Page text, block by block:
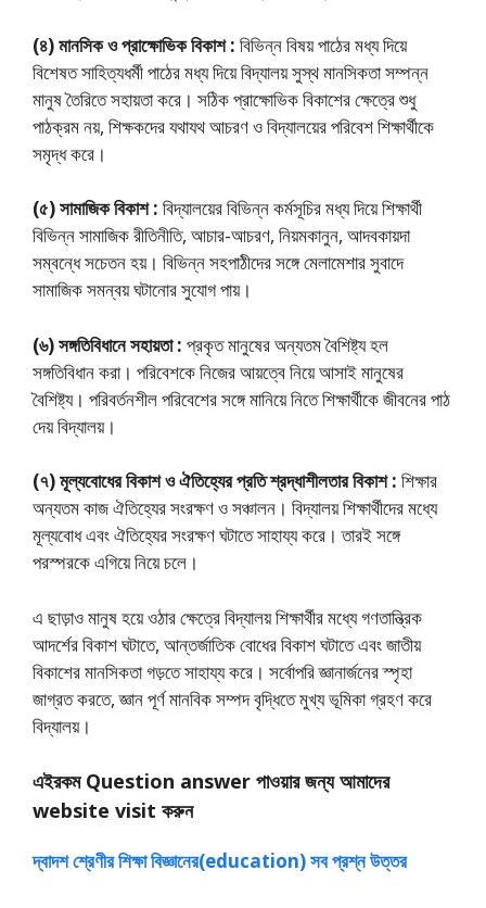
(৪) মানসিক ও প্রাক্ষোভিক বিকাশ : বিভিন্ন বিষয় পাঠের মধ্য দিয়ে
বিশেষত সাহিত্যধর্মী পাঠের মধ্য দিয়ে বিদ্যালয় সুস্থ মানসিকতা সম্পন্ন
মানুষ তৈরিতে সহায়তা করে। সঠিক প্রাক্ষোভিক বিকাশের ক্ষেত্রে শুধু
পাঠক্রম নয়, শিক্ষকদের যথাযথ আচরণ ও বিদ্যালয়ের পরিবেশ শিক্ষার্থীকে
সমৃদ্ধ করে।
(৫) সামাজিক বিকাশ : বিদ্যালয়ের বিভিন্ন কর্মসূচির মধ্য দিয়ে শিক্ষার্থী
বিভিন্ন সামাজিক রীতিনীতি, আচার-আচরণ, নিয়মকানুন, আদবকায়দা
সম্বন্ধে সচেতন হয়। বিভিন্ন সহপাঠীদের সঙ্গে মেলামেশার সুবাদে
সামাজিক সমন্বয় ঘটানাের সুযােগ পায়।
(৬) সঙ্গতিবিধানে সহায়তা : প্রকৃত মানুষের অন্যতম বৈশিষ্ট্য হল
সঙ্গতিবিধান করা। পরিবেশকে নিজের আয়ত্বে নিয়ে আসাই মানুষের
বৈশিষ্ট্য। পরিবর্তনশীল পরিবেশের সঙ্গে মানিয়ে নিতে শিক্ষার্থীকে জীবনের পাঠ
দেয় বিদ্যালয়।
(৭) মূল্যবোধের বিকাশ ও ঐতিহ্যের প্রতি শ্রদ্ধাশীলতার বিকাশ : শিক্ষার
অন্যতম কাজ ঐতিহ্যের সংরক্ষণ ও সঞ্চালন। বিদ্যালয় শিক্ষার্থীদের মধ্যে
মূল্যবোধ এবং ঐতিহ্যের সংরক্ষণ ঘটাতে সাহায্য করে। তারই সঙ্গে
পরস্পরকে এগিয়ে নিয়ে চলে।
এ ছাড়াও মানুষ হয়ে ওঠার ক্ষেত্রে বিদ্যালয় শিক্ষার্থীর মধ্যে গণতান্ত্রিক
আদর্শের বিকাশ ঘটাতে, আন্তর্জাতিক বােধের বিকাশ ঘটাতে এবং জাতীয়
বিকাশের মানসিকতা গড়তে সাহায্য করে। সর্বোপরি জ্ঞানার্জনের স্পৃহা
জাগ্রত করতে, জ্ঞান পূর্ণ মানবিক সম্পদ বৃদ্ধিতে মুখ্য ভূমিকা গ্রহণ করে
বিদ্যালয়।
এইরকম Question answer পাওয়ার জন্য আমাদের
website visit করুন
দ্বাদশ শ্রেণীর শিক্ষা বিজ্ঞানের(education) সব প্রশ্ন উত্তর